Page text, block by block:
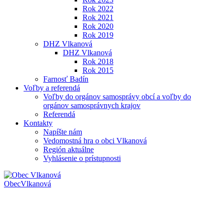
Rok 2022
Rok 2021
Rok 2020
Rok 2019
DHZ Vlkanová
DHZ Vlkanová
Rok 2018
Rok 2015
Farnosť Badín
Voľby a referendá
Voľby do orgánov samosprávy obcí a voľby do
orgánov samosprávnych krajov
Referendá
Kontakty
Napíšte nám
Vedomostná hra o obci Vlkanová
Región aktuálne
Vyhlásenie o prístupnosti
ObecVlkanová